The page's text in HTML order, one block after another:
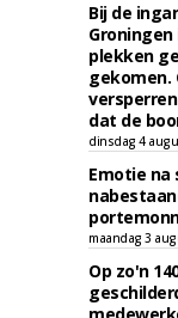
Bij de
plekken
gekomen.
dat de
dinsdag 4
Emotie
maandag 3
Op zo'n